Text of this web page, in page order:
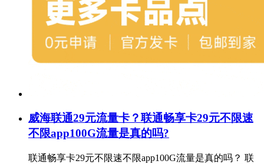
威海联通29元流量卡？联通畅享卡29元不限速
不限app100G流量是真的吗?
联通畅享卡29元不限速不限app100G流量是真的吗？ 联